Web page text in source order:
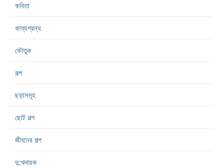
কবিতা
কাব্যগ্রন্থ
কৌতুক
গল্প
ছড়াসমূহ
ছোট গল্প
জীবনের গল্প
দু:খদায়ক